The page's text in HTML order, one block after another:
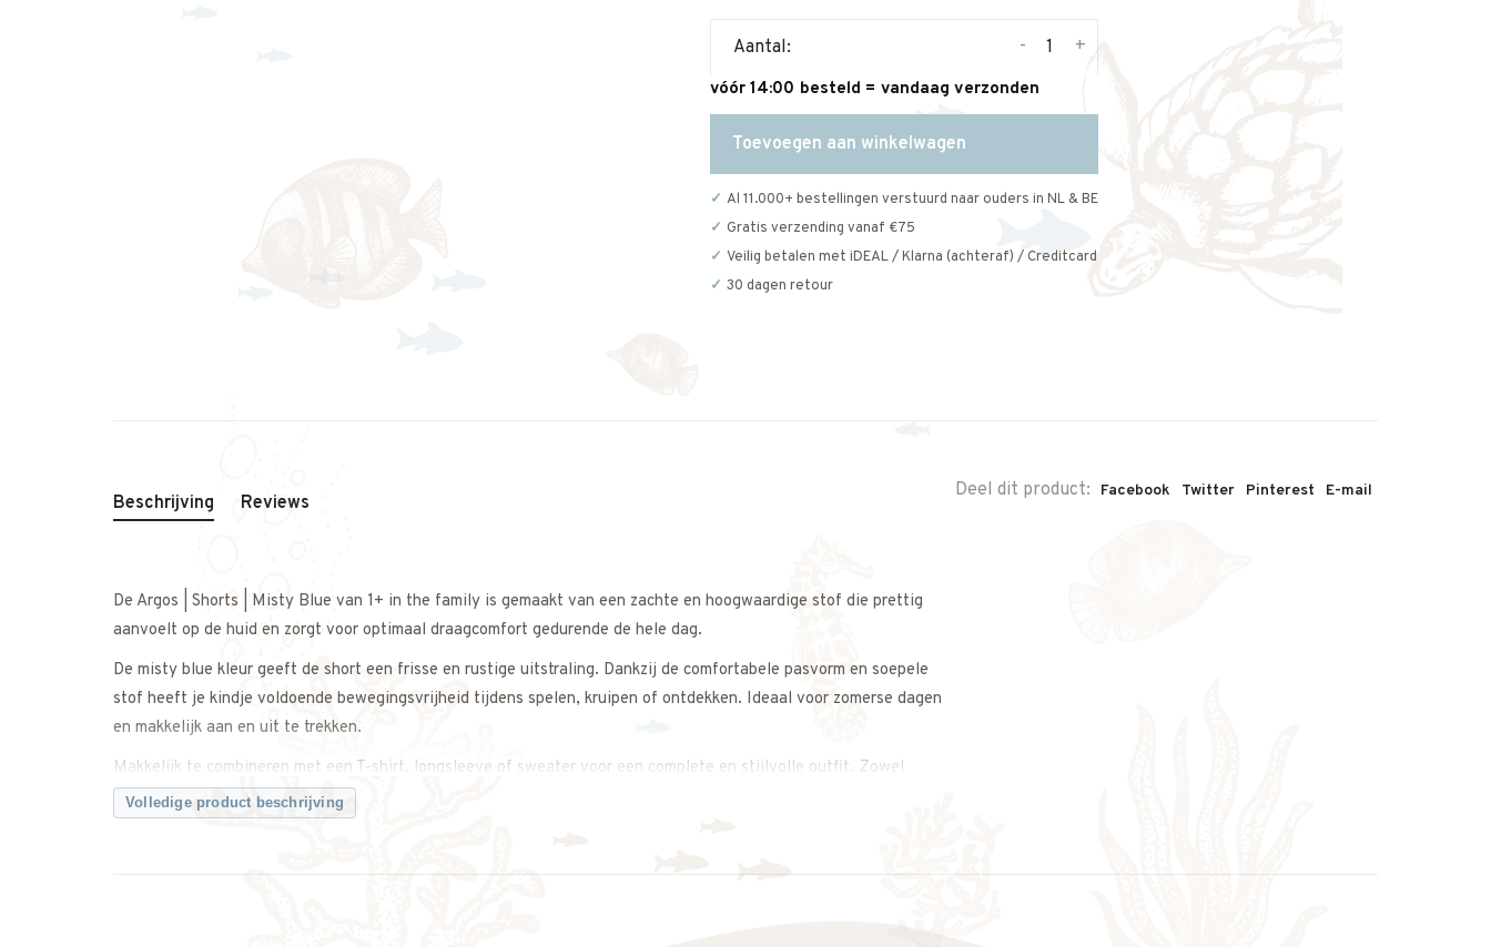
Aantal: +
-
vóór 14:00 besteld = vandaag verzonden
Toevoegen aan winkelwagen
Al 11.000+ bestellingen verstuurd naar ouders in NL & BE
Gratis verzending vanaf €75
Veilig betalen met iDEAL / Klarna (achteraf) / Creditcard
30 dagen retour
Deel dit product: Facebook Twitter Pinterest E-mail
Beschrijving Reviews
De Argos | Shorts | Misty Blue van 1+ in the family is gemaakt van een zachte en hoogwaardige stof die prettig
aanvoelt op de huid en zorgt voor optimaal draagcomfort gedurende de hele dag.
De misty blue kleur geeft de short een frisse en rustige uitstraling. Dankzij de comfortabele pasvorm en soepele
stof heeft je kindje voldoende bewegingsvrijheid tijdens spelen, kruipen of ontdekken. Ideaal voor zomerse dagen
en makkelijk aan en uit te trekken.
Makkelijk te combineren met een T-shirt, longsleeve of sweater voor een complete en stijlvolle outfit. Zowel
casual als iets netter te dragen.
Twijfel je over de maat? Neem gerust contact met ons op. We adviseren je graag.
Volledige product beschrijving